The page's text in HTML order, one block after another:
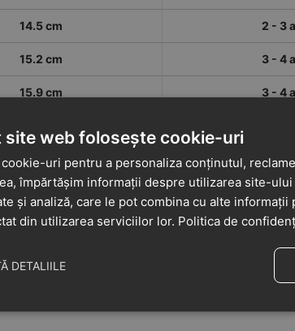
14.5 cm 2 - 3
15.2 cm 3 - 4
15.9 cm 3 - 4
site web folosește cookie-uri
cookie-uri pentru a personaliza conținutul,
împărtășim informații despre utilizarea site-
și analiză, care le pot combina cu alte
din utilizarea serviciilor lor. Politica de
DETALIILE